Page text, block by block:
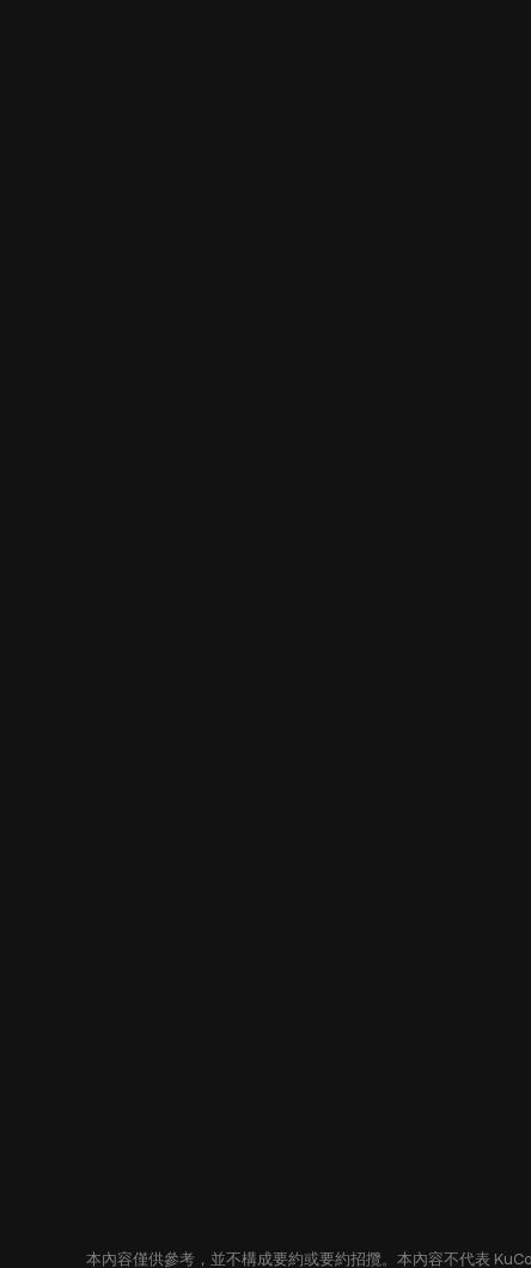
本內容僅供參考，並不構成要約或要約招攬。本內容不代表